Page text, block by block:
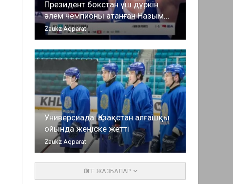
Президент бокстан үш дүркін
әлем чемпионы атанған Назым…
Zaukz Aqparat
Универсиада: Қазақстан алғашқы
ойында жеңіске жетті
Zaukz Aqparat
ӨЗГЕ ЖАЗБАЛАР